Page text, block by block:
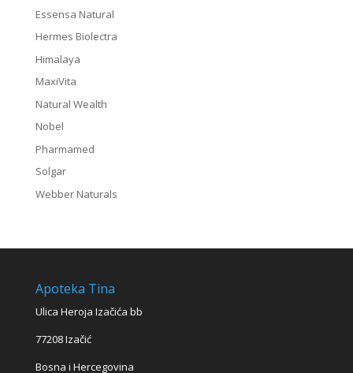
Essensa Natural
Hermes Biolectra
Himalaya
MaxiVita
Natural Wealth
Nobel
Pharmamed
Solgar
Webber Naturals
Apoteka Tina
Ulica Heroja Izačića bb
77208 Izačić
Bosna i Hercegovina